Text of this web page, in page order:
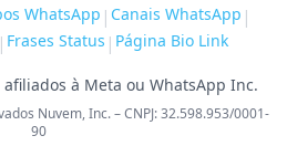
WhatsApp | Canais WhatsApp |
| Frases Status | Página Bio Link
afiliados à Meta ou WhatsApp Inc.
Nuvem, Inc. – CNPJ: 32.598.953/0001-
90